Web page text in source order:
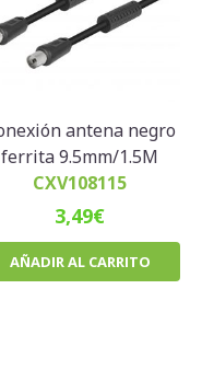
antena negro
ferrita 9.5mm/1.5M
CXV108115
3,49€
AÑADIR AL CARRITO